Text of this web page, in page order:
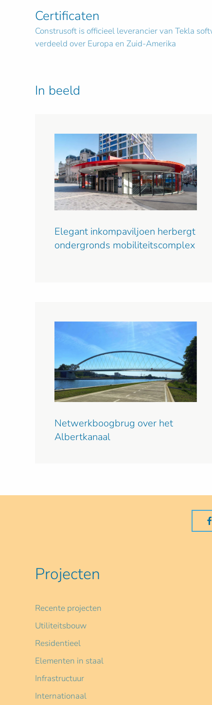
Certificaten
Construsoft is officieel leverancier van Tekla
verdeeld over Europa en Zuid-Amerika
In beeld
Elegant inkompaviljoen herbergt
ondergronds mobiliteitscomplex
Netwerkboogbrug over het
Albertkanaal
Projecten
Recente projecten
Utiliteitsbouw
Residentieel
Elementen in staal
Infrastructuur
Internationaal